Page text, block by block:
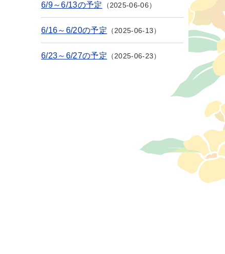
6/9～6/13の予定 2025-06-06
6/16～6/20の予定 2025-06-13
6/23～6/27の予定 2025-06-23